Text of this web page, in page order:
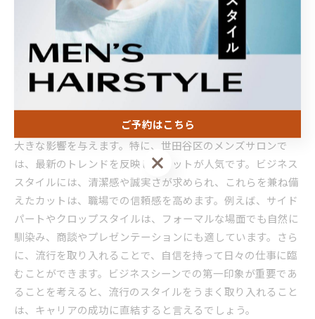
るスタイルを提供しています。世田谷区でカットスタイルを
取り入れ、自分自身をより洗練されたものにすることで、ビ
ジネス環境でも一目置かれる存在になることができるでしょ
う。
メンズカットにおいて、流行のスタイルはビジネスシーンに
大きな影響を与えます。特に、世田谷区のメンズサロンで
は、最新のトレンドを反映したカットが人気です。ビジネス
スタイルには、清潔感や誠実さが求められ、これらを兼ね備
えたカットは、職場での信頼感を高めます。例えば、サイド
パートやクロップスタイルは、フォーマルな場面でも自然に
馴染み、商談やプレゼンテーションにも適しています。さら
に、流行を取り入れることで、自信を持って日々の仕事に臨
むことができます。ビジネスシーンでの第一印象が重要であ
ることを考えると、流行のスタイルをうまく取り入れること
は、キャリアの成功に直結すると言えるでしょう。
ご予約はこちら
ご予約はこちら